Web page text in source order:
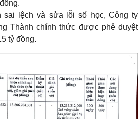
sai lệch và sửa lỗi số học, Công ty
Thành chính thức được phê duyệt
tỷ đồng.